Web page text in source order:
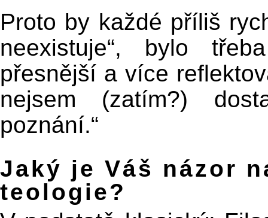
Proto by každé příliš
neexistuje“, bylo
přesnější a více
nejsem (zatím?)
poznání.“
Jaký je Váš názor
teologie?